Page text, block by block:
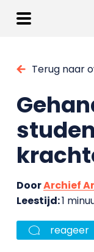
Terug naar
DoorArchief
Leestijd:1
reageer